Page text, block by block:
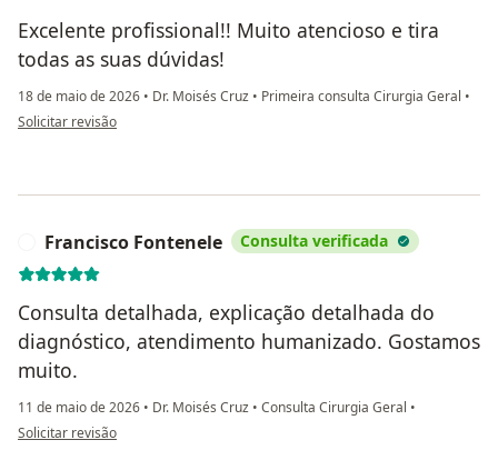
Excelente profissional!! Muito atencioso e tira
todas as suas dúvidas!
18 de maio de 2026 • Dr. Moisés Cruz • Primeira consulta Cirurgia Geral •
na opinião do utilizador RB
Solicitar revisão
Francisco Fontenele Consulta verificada
Consulta detalhada, explicação detalhada do
diagnóstico, atendimento humanizado. Gostamos
muito.
11 de maio de 2026 • Dr. Moisés Cruz • Consulta Cirurgia Geral •
na opinião do utilizador Francisco Fontenele
Solicitar revisão